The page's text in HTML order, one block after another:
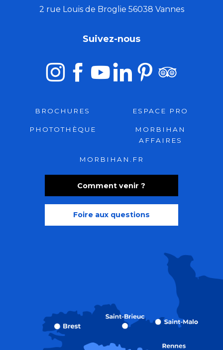
Les Ateliers bois de l'été (5 à 7 ans)
Flânerie contée avec Lindylou
Cinéma en plein air
2 rue Louis de Broglie 56038 Vannes
Comment venir ?
Foire aux questions
Suivez-nous
BROCHURES ESPACE PRO
PHOTOTHÈQUE
MORBIHAN
AFFAIRES
MORBIHAN.FR